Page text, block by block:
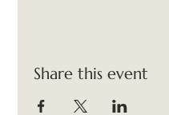
Share this event